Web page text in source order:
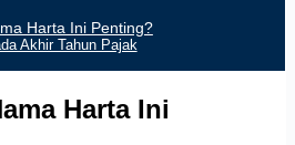
Harta Ini Penting?
Akhir Tahun Pajak
Harta Ini